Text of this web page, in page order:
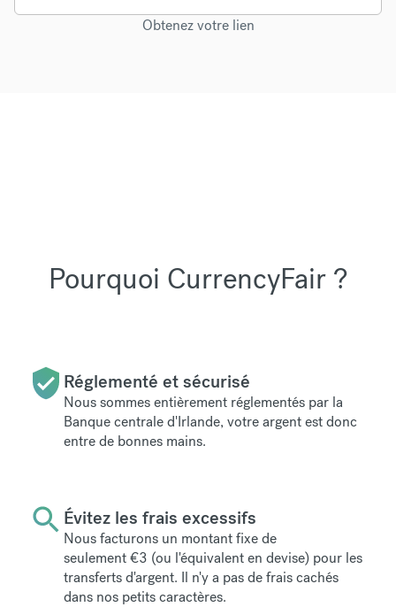
Obtenez votre lien
Pourquoi CurrencyFair ?
Réglementé et sécurisé
Nous sommes entièrement réglementés par la
Banque centrale d'Irlande, votre argent est donc
entre de bonnes mains.
Évitez les frais excessifs
Nous facturons un montant fixe de
seulement€3 (ou l'équivalent en devise) pour les
transferts d'argent. Il n'y a pas de frais cachés
dans nos petits caractères.